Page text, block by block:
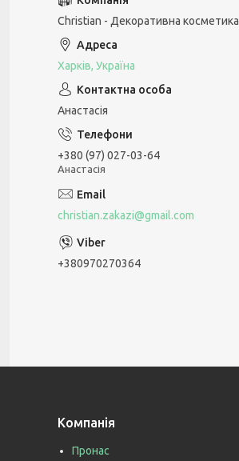
Christian - Декоративна косметика
Харків, Україна
Анастасія
+380 (97) 027-03-64
Анастасія
christian.zakazi@gmail.com
+380970270364
Компанія
Пронас